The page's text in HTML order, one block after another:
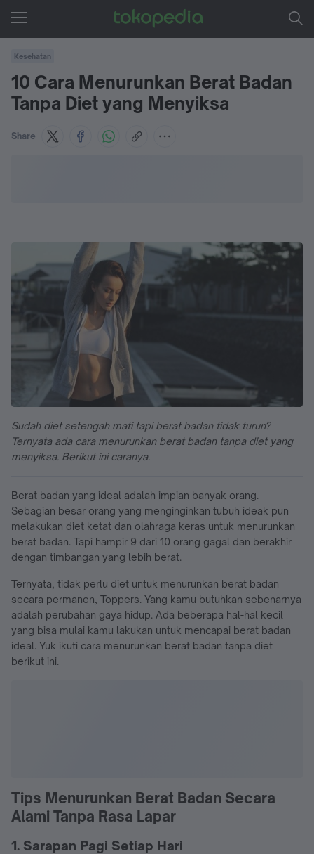
Kesehatan
10 Cara Menurunkan Berat Badan
Tanpa Diet yang Menyiksa
Share
Sudah diet setengah mati tapi berat badan tidak turun?
Ternyata ada cara menurunkan berat badan tanpa diet yang
menyiksa. Berikut ini caranya.
Berat badan yang ideal adalah impian banyak orang.
Sebagian besar orang yang menginginkan tubuh ideak pun
melakukan diet ketat dan olahraga keras untuk menurunkan
berat badan. Tapi hampir 9 dari 10 orang gagal dan berakhir
dengan timbangan yang lebih berat.
Ternyata, tidak perlu diet untuk menurunkan berat badan
secara permanen, Toppers. Yang kamu butuhkan sebenarnya
adalah perubahan gaya hidup. Ada beberapa hal-hal kecil
yang bisa mulai kamu lakukan untuk mencapai berat badan
ideal. Yuk ikuti cara menurunkan berat badan tanpa diet
berikut ini.
Tips Menurunkan Berat Badan Secara
Alami Tanpa Rasa Lapar
1. Sarapan Pagi Setiap Hari